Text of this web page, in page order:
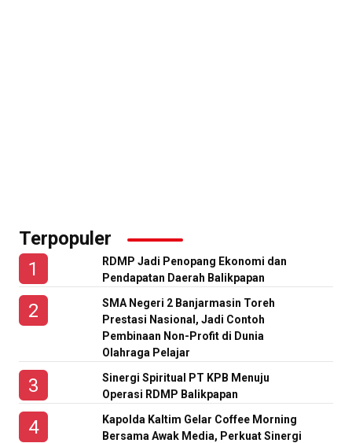
Terpopuler
RDMP Jadi Penopang Ekonomi dan
Pendapatan Daerah Balikpapan
SMA Negeri 2 Banjarmasin Toreh
Prestasi Nasional, Jadi Contoh
Pembinaan Non-Profit di Dunia
Olahraga Pelajar
Sinergi Spiritual PT KPB Menuju
Operasi RDMP Balikpapan
Kapolda Kaltim Gelar Coffee Morning
Bersama Awak Media, Perkuat Sinergi